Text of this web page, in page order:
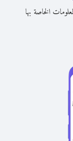
الخاصة بها